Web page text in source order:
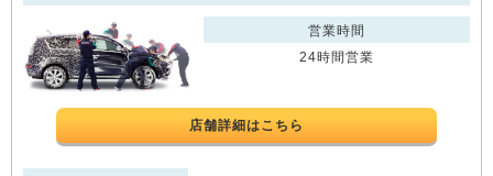
営業時間
24時間営業
店舗詳細はこちら